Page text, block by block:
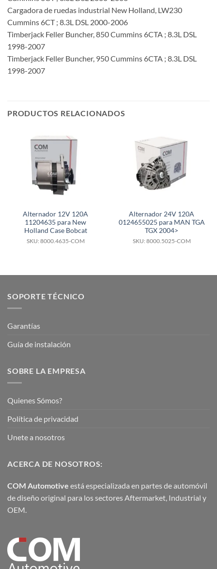
Cargadora de ruedas industrial New Holland, LW230
Cummins 6CT ; 8.3L DSL 2000-2006
Timberjack Feller Buncher, 850 Cummins 6CTA ; 8.3L DSL
1998-2007
Timberjack Feller Buncher, 950 Cummins 6CTA ; 8.3L DSL
1998-2007
PRODUCTOS RELACIONADOS
Alternador 12V 120A
11204635 para New
Holland Case Bobcat
SKU: 8000.4635-COM
Alternador 24V 120A
0124655025 para MAN TGA
TGX 2004>
SKU: 8000.5025-COM
SOPORTE TÉCNICO
Garantías
Guía de instalación
SOBRE LA EMPRESA
Quienes Sómos?
Política de privacidad
Unete a nosotros
ACERCA DE NOSOTROS:
COM Automotive está especializada en partes de automóvil
de diseño original para los sectores Aftermarket, Industrial y
OEM.